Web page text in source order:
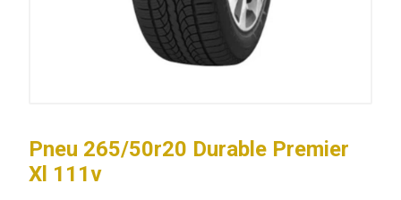
Pneu 265/50r20 Durable Premier
Xl 111v